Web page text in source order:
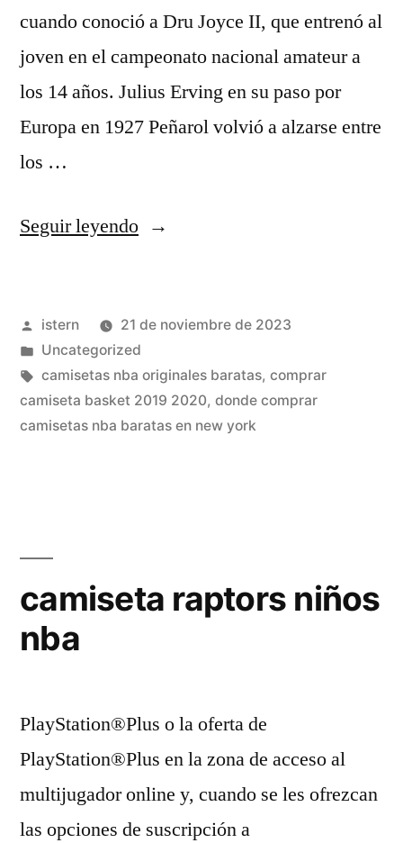
cuando conoció a Dru Joyce II, que entrenó al
joven en el campeonato nacional amateur a
los 14 años. Julius Erving en su paso por
Europa en 1927 Peñarol volvió a alzarse entre
los …
Seguir leyendo«camisetas
Publicado
por
istern
21 de noviembre de 2023
Publicado
en
Uncategorized
Etiquetas:
camisetas nba originales baratas, comprar
camiseta basket 2019 2020, donde comprar
camisetas nba baratas en new york
camiseta raptors niños
nba
PlayStation®Plus o la oferta de
PlayStation®Plus en la zona de acceso al
multijugador online y, cuando se les ofrezcan
las opciones de suscripción a